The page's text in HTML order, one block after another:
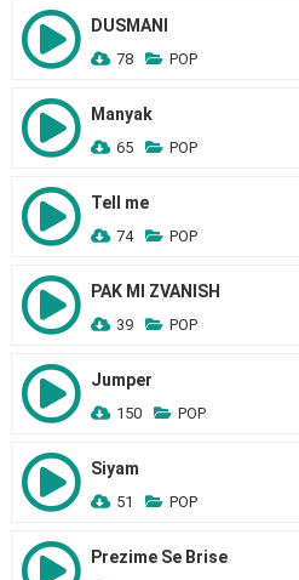
DUSMANI
78 POP
Manyak
65 POP
Tell me
74 POP
PAK MI ZVANISH
39 POP
Jumper
150 POP
Siyam
51 POP
Prezime Se Brise